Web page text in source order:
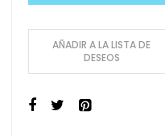
AÑADIR A LA LISTA DE
DESEOS